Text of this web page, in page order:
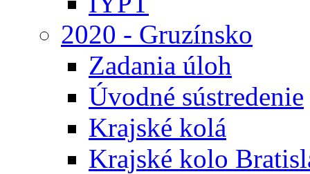
2020 - Gruzínsko
Zadania úloh
Úvodné sústredenie
Krajské kolá
Krajské kolo